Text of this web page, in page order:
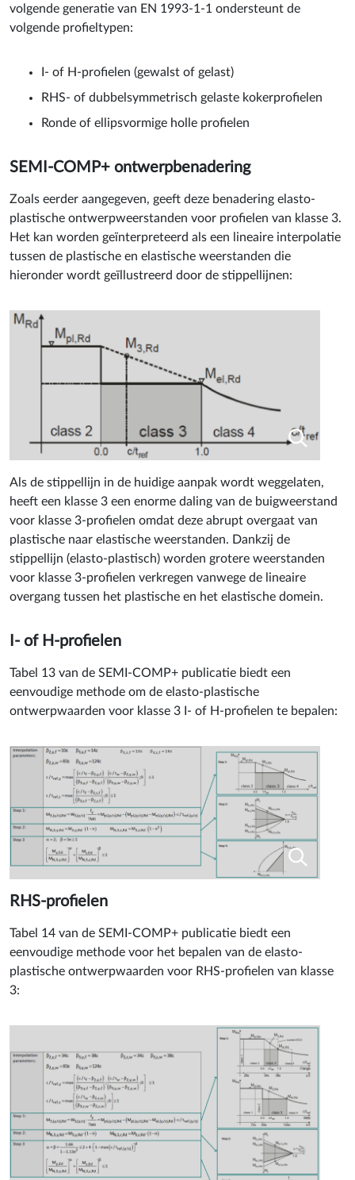
volgende generatie van EN 1993-1-1 ondersteunt de
volgende profieltypen:
I- of H-profielen (gewalst of gelast)
RHS- of dubbelsymmetrisch gelaste kokerprofielen
Ronde of ellipsvormige holle profielen
SEMI-COMP+ ontwerpbenadering
Zoals eerder aangegeven, geeft deze benadering elasto-
plastische ontwerpweerstanden voor profielen van klasse 3.
Het kan worden geïnterpreteerd als een lineaire interpolatie
tussen de plastische en elastische weerstanden die
hieronder wordt geïllustreerd door de stippellijnen:
Als de stippellijn in de huidige aanpak wordt weggelaten,
heeft een klasse 3 een enorme daling van de buigweerstand
voor klasse 3-profielen omdat deze abrupt overgaat van
plastische naar elastische weerstanden. Dankzij de
stippellijn (elasto-plastisch) worden grotere weerstanden
voor klasse 3-profielen verkregen vanwege de lineaire
overgang tussen het plastische en het elastische domein.
I- of H-profielen
Tabel 13 van de SEMI-COMP+ publicatie biedt een
eenvoudige methode om de elasto-plastische
ontwerpwaarden voor klasse 3 I- of H-profielen te bepalen:
RHS-profielen
Tabel 14 van de SEMI-COMP+ publicatie biedt een
eenvoudige methode voor het bepalen van de elasto-
plastische ontwerpwaarden voor RHS-profielen van klasse
3: